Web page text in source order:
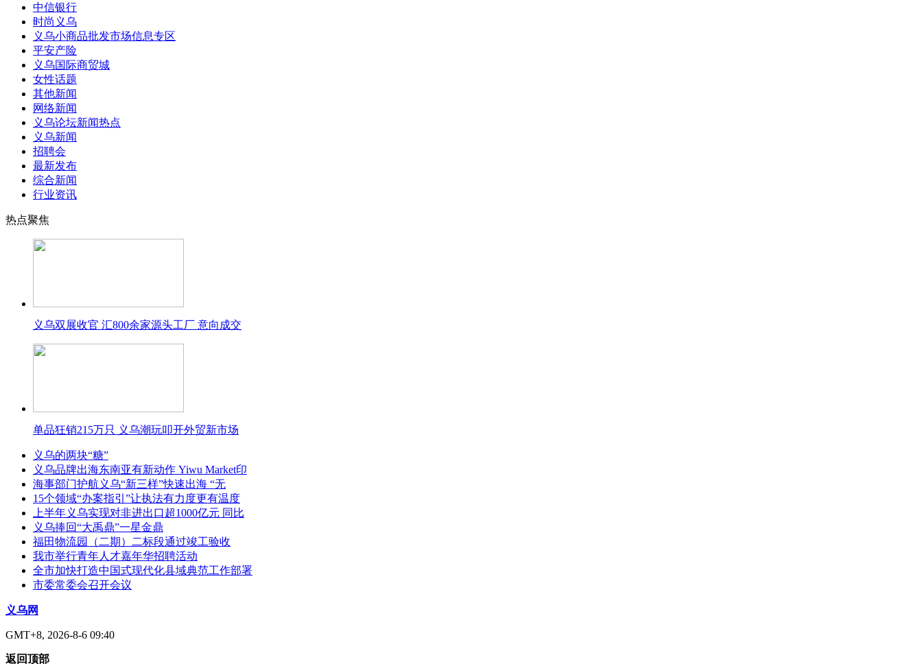
中信银行
时尚义乌
义乌小商品批发市场信息专区
平安产险
义乌国际商贸城
女性话题
其他新闻
网络新闻
义乌论坛新闻热点
义乌新闻
招聘会
最新发布
综合新闻
行业资讯
热点聚焦
义乌双展收官 汇800余家源头工厂 意向成交
单品狂销215万只 义乌潮玩叩开外贸新市场
义乌的两块“糖”
义乌品牌出海东南亚有新动作 Yiwu Market印
海事部门护航义乌“新三样”快速出海 “无
15个领域“办案指引”让执法有力度更有温度
上半年义乌实现对非进出口超1000亿元 同比
义乌捧回“大禹鼎”一星金鼎
福田物流园（二期）二标段通过竣工验收
我市举行青年人才嘉年华招聘活动
全市加快打造中国式现代化县域典范工作部署
市委常委会召开会议
义乌网
GMT+8, 2026-8-6 09:40
返回顶部